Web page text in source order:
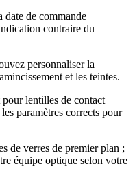
date de commande
contraire du
personnaliser la
et les teintes.
lentilles de contact
paramètres corrects pour
de verres de premier plan ;
équipe optique selon votre